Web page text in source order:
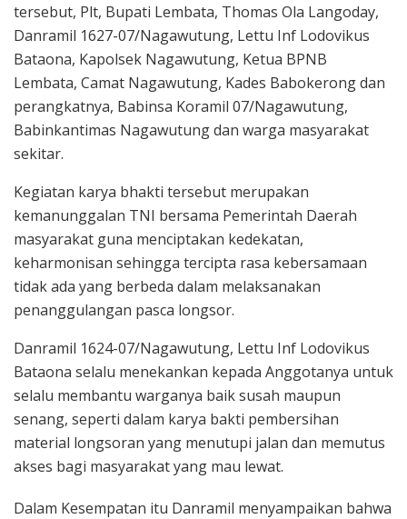
tersebut, Plt, Bupati Lembata, Thomas Ola Langoday,
Danramil 1627-07/Nagawutung, Lettu Inf Lodovikus
Bataona, Kapolsek Nagawutung, Ketua BPNB
Lembata, Camat Nagawutung, Kades Babokerong dan
perangkatnya, Babinsa Koramil 07/Nagawutung,
Babinkantimas Nagawutung dan warga masyarakat
sekitar.
Kegiatan karya bhakti tersebut merupakan
kemanunggalan TNI bersama Pemerintah Daerah
masyarakat guna menciptakan kedekatan,
keharmonisan sehingga tercipta rasa kebersamaan
tidak ada yang berbeda dalam melaksanakan
penanggulangan pasca longsor.
Danramil 1624-07/Nagawutung, Lettu Inf Lodovikus
Bataona selalu menekankan kepada Anggotanya untuk
selalu membantu warganya baik susah maupun
senang, seperti dalam karya bakti pembersihan
material longsoran yang menutupi jalan dan memutus
akses bagi masyarakat yang mau lewat.
Dalam Kesempatan itu Danramil menyampaikan bahwa